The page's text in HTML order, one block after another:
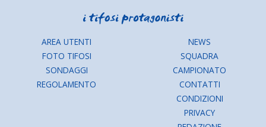
AREA UTENTI
FOTO TIFOSI
SONDAGGI
REGOLAMENTO
NEWS
SQUADRA
CAMPIONATO
CONTATTI
CONDIZIONI
PRIVACY